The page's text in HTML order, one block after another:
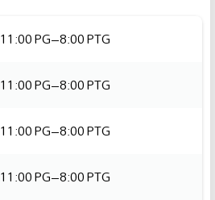
11:00 PG–8:00 PTG
11:00 PG–8:00 PTG
11:00 PG–8:00 PTG
11:00 PG–8:00 PTG